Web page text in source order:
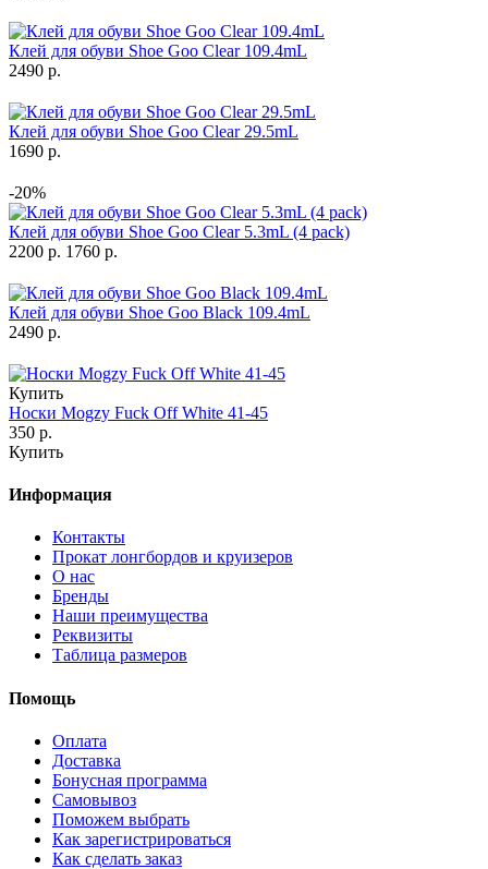
Клей для обуви Shoe Goo Clear 109.4mL
2490 р.
Клей для обуви Shoe Goo Clear 29.5mL
1690 р.
-20%
Клей для обуви Shoe Goo Clear 5.3mL (4 pack)
2200 р. 1760 р.
Клей для обуви Shoe Goo Black 109.4mL
2490 р.
Купить
Носки Mogzy Fuck Off White 41-45
350 р.
Купить
Информация
Контакты
Прокат лонгбордов и круизеров
О нас
Бренды
Наши преимущества
Реквизиты
Таблица размеров
Помощь
Оплата
Доставка
Бонусная программа
Самовывоз
Поможем выбрать
Как зарегистрироваться
Как сделать заказ